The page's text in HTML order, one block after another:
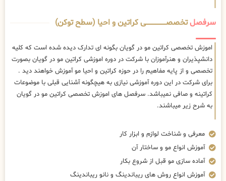
سرفصلتخصصــــــــــــــــــــی کراتین و احیا (سطح توکن)
اموزش تخصصی کراتین مو در گویان بگونه ای تدارک دیده شده است که کلیه
دانشپذیران و هنرآموزان با شرکت در دوره اموزشی کراتین مو در گویان بصورت
تخصصی و از پایه مفاهیم را در حوزه کراتین و احیا مو آموزش خواهند دید .
برای شرکت در این دوره آموزشی نیازی به هیچگونه آشنایی قبلی با موضوعات
کراتینه و صافی نمیباشد. سرفصل های اموزش تخصصی کراتین مو در گویان
به شرح زیر میباشند.
معرفی و شناخت لوازم و ابزار کار
آموزش انواع مو و ساختار آن
آماده سازی مو قبل از شروع بکار
آموزش انواع روش های ریباندینگ و نانو ریباندینگ